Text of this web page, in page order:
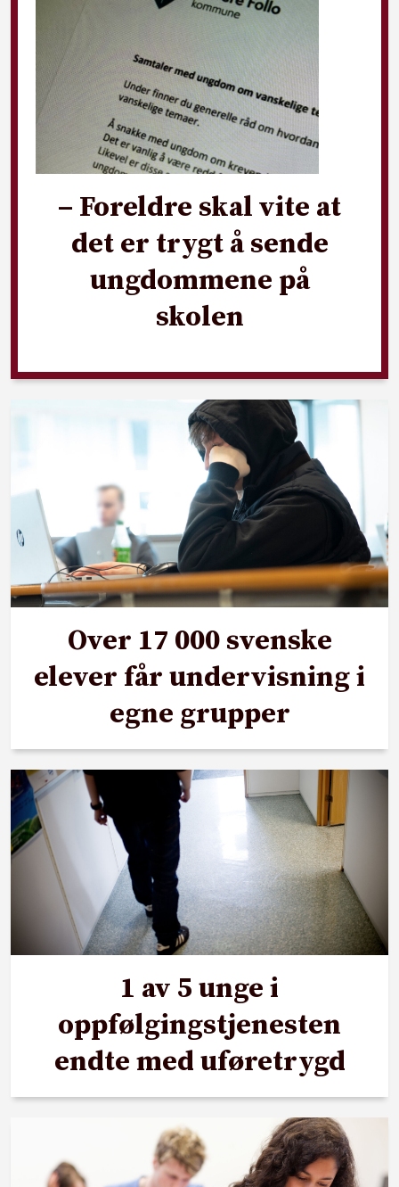
– Foreldre skal vite at
det er trygt å sende
ungdommene på
skolen
Over 17 000 svenske
elever får undervisning i
egne grupper
1 av 5 unge i
oppfølgingstjenesten
endte med uføretrygd